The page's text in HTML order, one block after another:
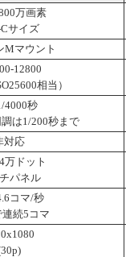
万画素
Cサイズ
Mマウント
12800
相当）
4000秒
は1/200秒まで
対応
万ドット
パネル
コマ/秒
連続5コマ